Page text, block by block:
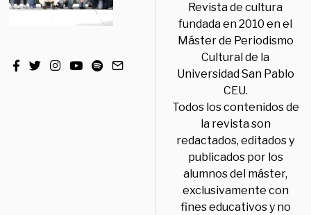
Revista de cultura
fundada en 2010 en el
Máster de Periodismo
Cultural de la
Universidad San Pablo
CEU.
Todos los contenidos de
la revista son
redactados, editados y
publicados por los
alumnos del máster,
exclusivamente con
fines educativos y no